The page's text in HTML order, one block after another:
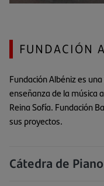
FUNDACIÓN
Fundación Albéniz es
enseñanza de la música
Reina Sofía. Fundación
sus proyectos.
Cátedra de Piano